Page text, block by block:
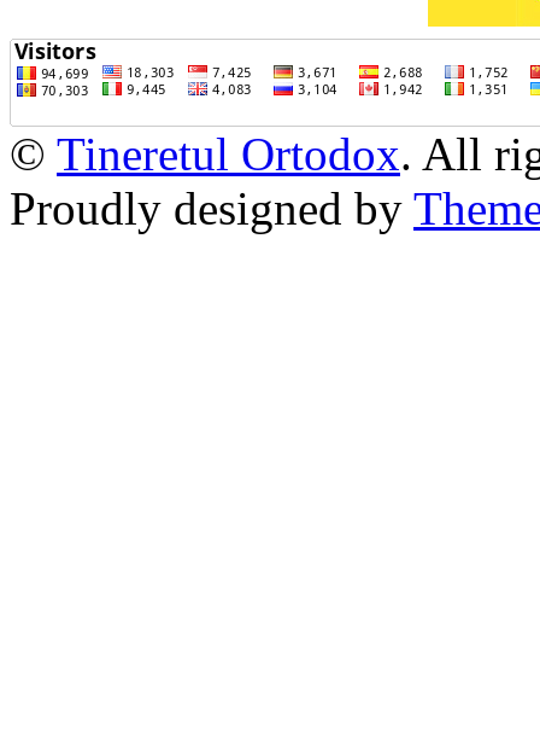
© Tineretul Ortodox. All
Proudly designed by